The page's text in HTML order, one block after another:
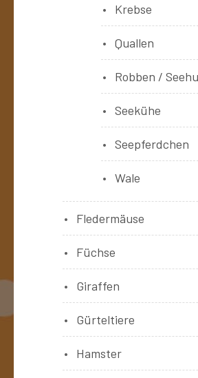
Krebse
Quallen
Robben /
Seekühe
Seepferdchen
Wale
Fledermäuse
Füchse
Giraffen
Gürteltiere
Hamster